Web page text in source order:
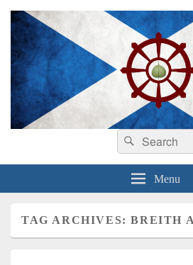
Search
for:
Search
Menu
TAG ARCHIVES:BREITH